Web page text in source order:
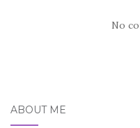
No
ABOUT ME